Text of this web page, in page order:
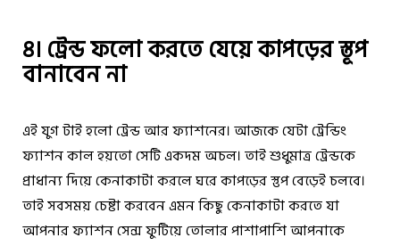
৪। ট্রেন্ড ফলো করতে যেয়ে কাপড়ের স্তূপ
বানাবেন না
এই যুগ টাই হলো ট্রেন্ড আর ফ্যাশনের। আজকে যেটা ট্রেন্ডিং
ফ্যাশন কাল হয়তো সেটি একদম অচল। তাই শুধুমাত্র ট্রেন্ডকে
প্রাধান্য দিয়ে কেনাকাটা করলে ঘরে কাপড়ের স্তুপ বেড়েই চলবে।
তাই সবসময় চেষ্টা করবেন এমন কিছু কেনাকাটা করতে যা
আপনার ফ্যাশন সেন্স ফুটিয়ে তোলার পাশাপাশি আপনাকে